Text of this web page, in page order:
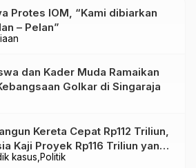
Protes IOM, “Kami dibiarkan
– Pelan”
dan Kader Muda Ramaikan
Golkar di Singaraja
kasus Politik
Kereta Cepat Rp112 Triliun,
Kaji Proyek Rp116 Triliun yang
Bandung